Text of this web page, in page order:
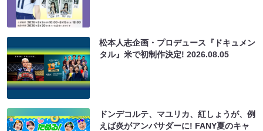
松本人志企画・プロデュース『ドキュメン
タル』米で初制作決定!2026.08.05
ドンデコルテ、マユリカ、紅しょうが、例
えば炎がアンバサダーに! FANY夏のキャ